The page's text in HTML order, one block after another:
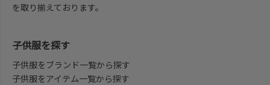
を取り揃えております。
子供服を探す
子供服をブランド一覧から探す
子供服をアイテム一覧から探す